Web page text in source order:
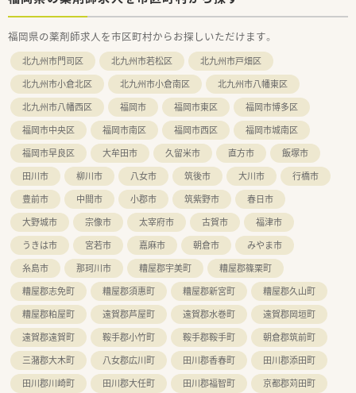
■患者様を笑顔にし社員の幸せを大切にするというスローガン
を掲げ、社員一同が協力し合って働いています。
■社員の定着率が非常に高く、ライフスタイルに合わせた働き方
を相談できるため安心して長く就業可能です。
【勤務実態について】
■月火木金は18時まで、水曜は17時まで、土曜は14時までの開
局となっており、夜遅い勤務はありません。
■常に2名から4名の薬剤師が在籍する常時3名体制をとってお
り、協力しながら円滑に業務を進めています。
■忙しい時間帯もありますがヘルプ体制が充実しているため、一
人に過度な負担がかかることなく働けます。
【職場環境と雰囲気】
■幅広い年齢層の薬剤師が活躍しており、子育てに対する理解も
深いため互いに助け合う温かい職場環境です。
■定着率が高くアットホームな雰囲気であり、働き方や業務に関
する相談もしやすい風通しの良い社風です。
■面接時には薬局見学を実施しており、実際の職場の雰囲気や設
備を直接確認してから入社をご検討いただけます。
福岡県の薬剤師求人を市区町村からお探しいただけます。
北九州市門司区 北九州市若松区
北九州市戸畑区
北九州市小倉北区
北九州市小倉南区
北九州市八幡東区
北九州市八幡西区
福岡市 福岡市東区
福岡市博多区
福岡市中央区
福岡市南区 福岡市西区
福岡市城南区
福岡市早良区
大牟田市 久留米市 直方市
飯塚市
田川市
柳川市 八女市 筑後市 大川市
行橋市
豊前市
中間市 小郡市 筑紫野市
春日市
大野城市
宗像市 太宰府市 古賀市
福津市
うきは市
宮若市 嘉麻市 朝倉市
みやま市
糸島市
那珂川市 糟屋郡宇美町
糟屋郡篠栗町
糟屋郡志免町
糟屋郡須惠町 糟屋郡新宮町
糟屋郡久山町
糟屋郡粕屋町
遠賀郡芦屋町 遠賀郡水巻町
遠賀郡岡垣町
遠賀郡遠賀町
鞍手郡小竹町 鞍手郡鞍手町
朝倉郡筑前町
三潴郡大木町
八女郡広川町 田川郡香春町
田川郡添田町
田川郡川崎町
田川郡大任町 田川郡福智町 京都郡苅田町